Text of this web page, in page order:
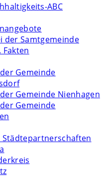
ABC
der Samtgemeinde
Fakten
Gemeinde
Gemeinde Nienhagen
Gemeinde